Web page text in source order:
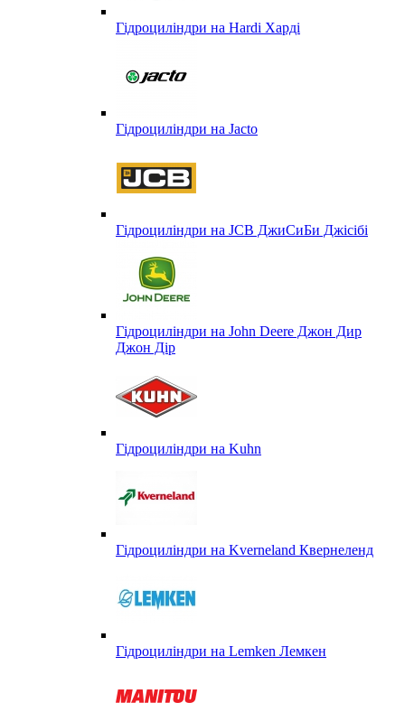
Гідроциліндри на Hardi Харді
Гідроциліндри на Jacto
Гідроциліндри на JCB ДжиСиБи Джісібі
Гідроциліндри на John Deere Джон Дир
Джон Дір
Гідроциліндри на Kuhn
Гідроциліндри на Kverneland Квернеленд
Гідроциліндри на Lemken Лемкен